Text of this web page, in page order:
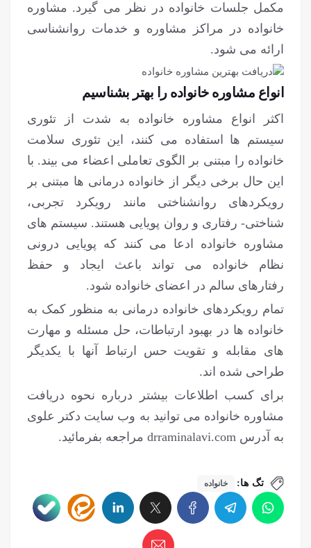
مکمل جلسات خانواده در نظر می گیرد. مشاوره
خانواده در مراکز مشاوره و خدمات روانشناسی
ارائه می شود.
انواع مشاوره خانواده را بهتر بشناسیم
اکثر انواع مشاوره خانواده به شدت از تئوری
سیستم ها استفاده می کنند، این تئوری سلامت
خانواده را مبتنی بر الگوی تعاملی اعضاء می بیند. با
این حال برخی دیگر از خانواده درمانی ها مبتنی بر
رویکردهای روانشناختی مانند رویکرد تجربی،
شناختی- رفتاری و روان پویایی هستند. سیستم های
مشاوره خانواده ادعا می کنند که پویایی درونی
نظام خانواده می تواند باعث ایجاد و حفظ
رفتارهای سالم در اعضای خانواده شود.
تمام رویکردهای خانواده درمانی به منظور کمک به
خانواده ها در بهبود ارتباطات، حل مسئله و مهارت
های مقابله و تقویت حس ارتباط آنها با یکدیگر
طراحی شده اند.
برای کسب اطلاعات بیشتر درباره نحوه دریافت
مشاوره خانواده می توانید به وب سایت دکتر علوی
به آدرس drraminalavi.com مراجعه بفرمائید.
تگ ها: خانواده